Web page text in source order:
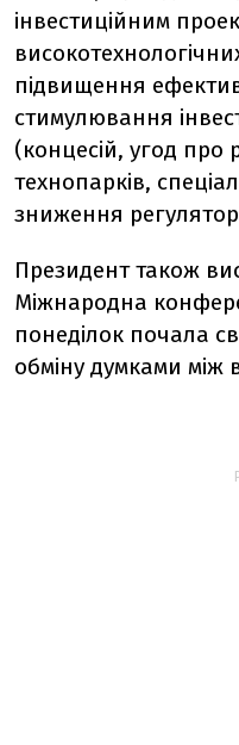
інвестиційним
підвищення
стимулювання
(концесій, угод про
технопарків,
зниження
Президент також
Міжнародна
понеділок почала
обміну думками між